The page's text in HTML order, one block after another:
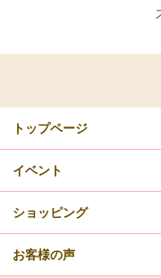
トップページ
イベント
ショッピング
お客様の声